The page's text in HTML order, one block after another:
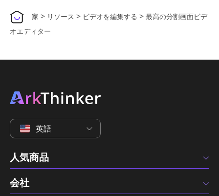
家 > リソース > ビデオを編集する > 最高の分割画面ビデ
オエディター
英語
人気商品
会社